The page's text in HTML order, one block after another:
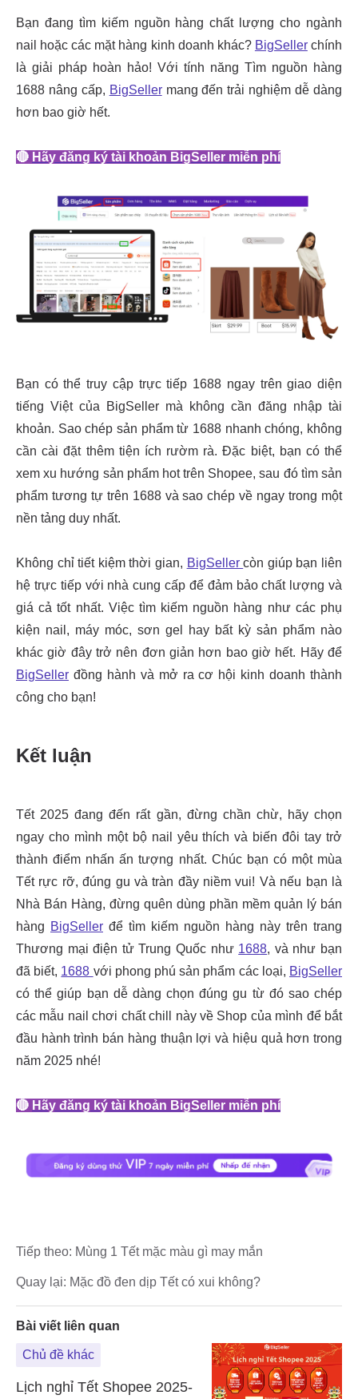
Quay lại: Mặc đồ đen dịp Tết có xui không?
Tiếp theo: Mùng 1 Tết mặc màu gì may mắn
Bài viết liên quan
Chủ đề khác
Lịch nghỉ Tết Shopee 2025-